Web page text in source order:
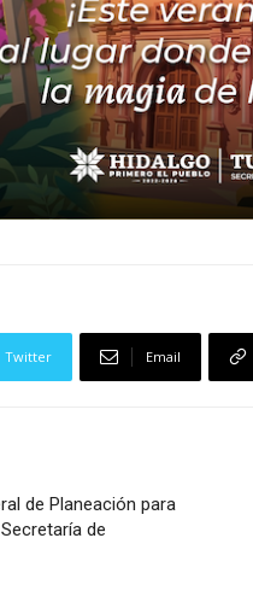
Twitter Email
de Planeación para
de